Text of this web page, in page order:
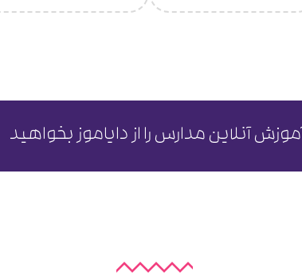
آنلاین مدارس را از دایاموز بخواهید